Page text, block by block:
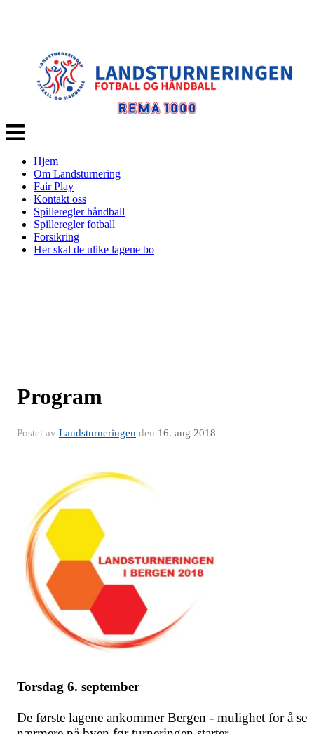
Veksle
navigasjon
Hjem
Om Landsturnering
Fair Play
Kontakt oss
Spilleregler håndball
Spilleregler fotball
Forsikring
Her skal de ulike lagene bo
Program
Postet av Landsturneringen den 16. aug 2018
Torsdag 6. september
De første lagene ankommer Bergen - mulighet for å se